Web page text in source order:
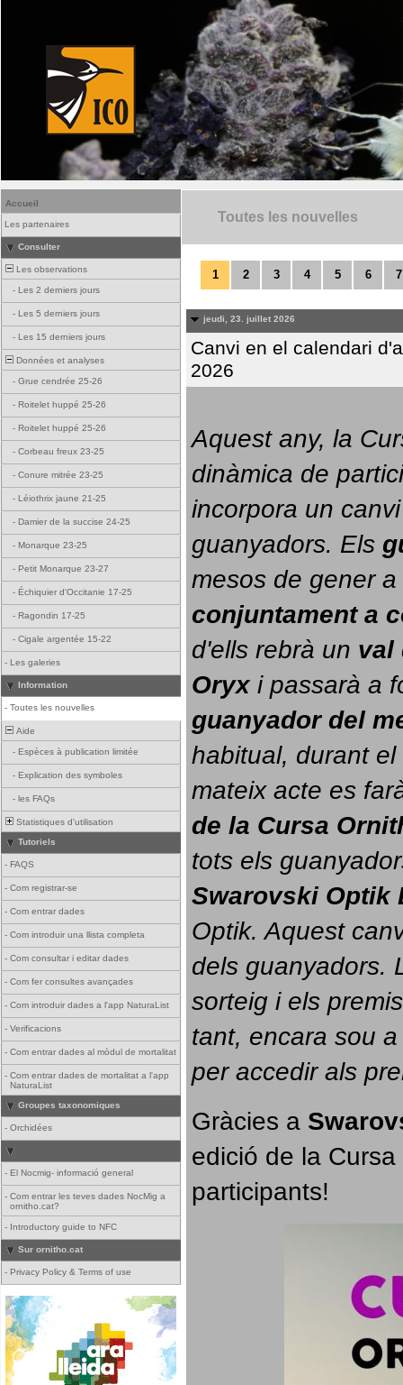
Accueil
Les partenaires
Consulter
Les observations
- Les 2 derniers jours
- Les 5 derniers jours
- Les 15 derniers jours
Données et analyses
- Grue cendrée 25-26
- Roitelet huppé 25-26
- Roitelet huppé 25-26
- Corbeau freux 23-25
- Conure mitrée 23-25
- Léiothrix jaune 21-25
- Damier de la succise 24-25
- Monarque 23-25
- Petit Monarque 23-27
- Échiquier d'Occitanie 17-25
- Ragondin 17-25
- Cigale argentée 15-22
- Les galeries
Information
- Toutes les nouvelles
Aide
- Espèces à publication limitée
- Explication des symboles
- les FAQs
Statistiques d'utilisation
Tutoriels
- FAQS
- Com registrar-se
- Com entrar dades
- Com introduir una llista completa
- Com consultar i editar dades
- Com fer consultes avançades
- Com introduir dades a l'app NaturaList
- Verificacions
- Com entrar dades al mòdul de mortalitat
- Com entrar dades de mortalitat a l'app
NaturaList
Groupes taxonomiques
- Orchidées
- El Nocmig- informació general
- Com entrar les teves dades NocMig a
ornitho.cat?
- Introductory guide to NFC
Sur ornitho.cat
- Privacy Policy & Terms of use
Toutes les nouvelles
1 2 3 4 5 6 7
jeudi, 23. juillet 2026
Canvi en el calendari
2026
Aquest any, la
dinàmica de
incorpora un
guanyadors. Els
conjuntament a
d'ells rebrà un val
Oryx i passarà a
guanyador del
habitual, durant el
mateix acte es
de la Cursa
tots els
Swarovski Optik
Optik. Aquest
dels guanyadors.
sorteig i els
tant, encara sou
per accedir als
Gràcies a
edició de la
participants!